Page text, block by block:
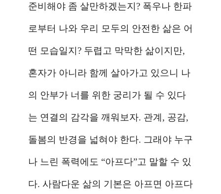
준비해야 좀 살만하겠는지? 폭우나 한파
로부터 나와 우리 모두의 안전한 삶은 어
떤 모습일지? 두렵고 막막한 삶이지만,
혼자가 아니라 함께 살아가고 있으니 나
의 안부가 너를 위한 궁리가 될 수 있다
는 연결의 감각을 깨워보자. 관계, 공감,
돌봄의 반경을 넓혀야 한다. 그래야 누구
나 느린 폭력에도 “아프다”고 말할 수 있
다. 사람다운 삶의 기본은 아프면 아프다